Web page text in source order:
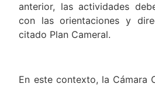
anterior, las actividades
con las orientaciones y
citado Plan Cameral.
En este contexto, la Cámara